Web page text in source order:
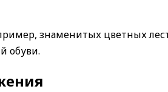
знаменитых цветных
обуви.